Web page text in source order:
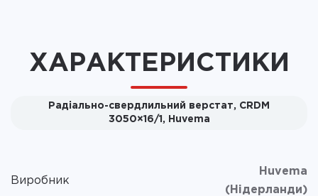
ХАРАКТЕРИСТИКИ
Радіально-свердлильний верстат, CRDM
3050×16/1, Huvema
Виробник
Huvema
(Нідерланди)